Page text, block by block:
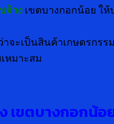
จ้าง เขตบางกอกน้อย ใ
าจะเป็นสินค้าเกษตรกร
หมาะสม
เขตบางกอกน้อ